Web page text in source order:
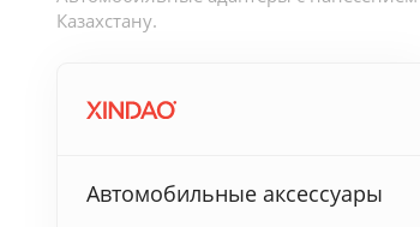
Сувениры к
Казахстану.
Автомобильные аксессуары